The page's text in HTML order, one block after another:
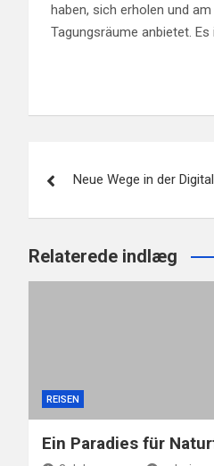
haben, sich erholen und
Tagungsräume anbietet.
Neue Wege in der
Relaterede indlæg
REISEN
Ein Paradies für